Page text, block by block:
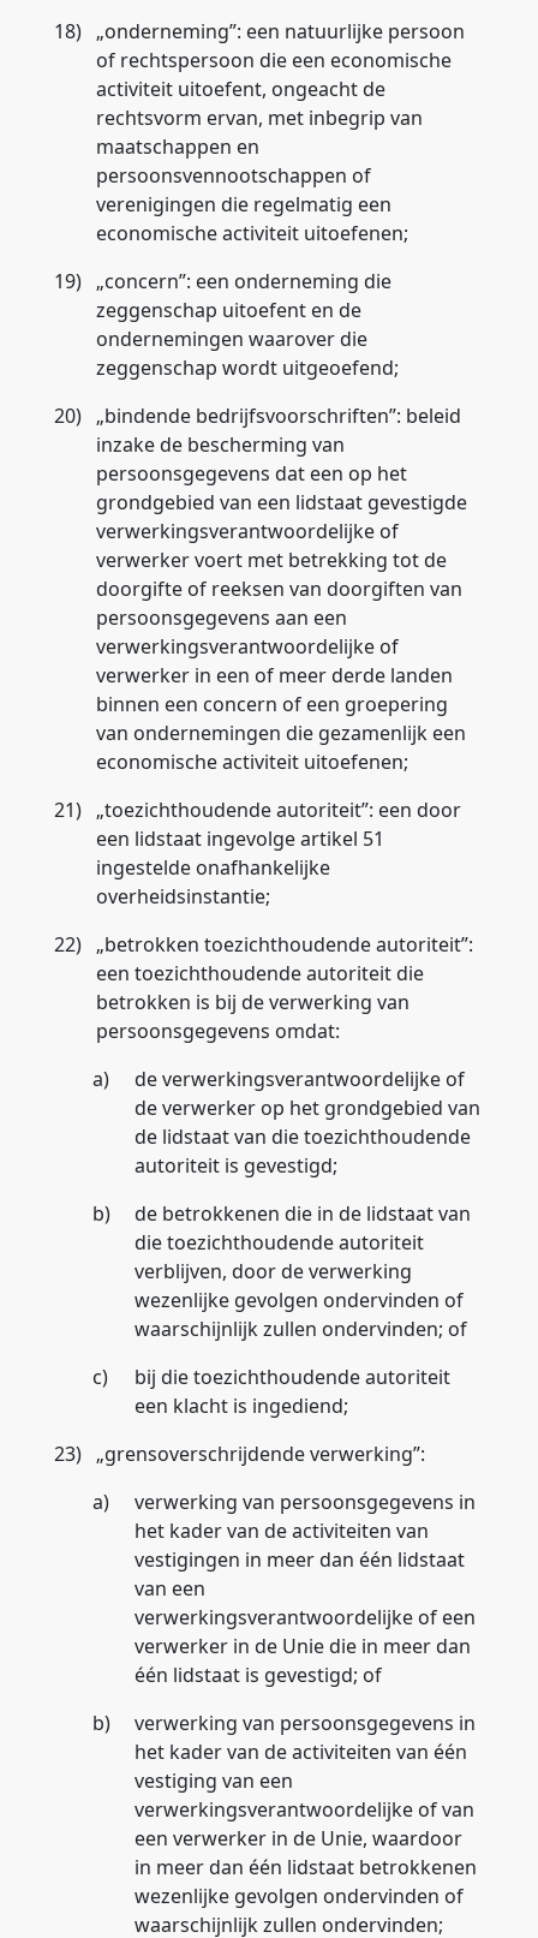
18) „onderneming”: een natuurlijke persoon
of rechtspersoon die een economische
activiteit uitoefent, ongeacht de
rechtsvorm ervan, met inbegrip van
maatschappen en
persoonsvennootschappen of
verenigingen die regelmatig een
economische activiteit uitoefenen;
19) „concern”: een onderneming die
zeggenschap uitoefent en de
ondernemingen waarover die
zeggenschap wordt uitgeoefend;
20) „bindende bedrijfsvoorschriften”: beleid
inzake de bescherming van
persoonsgegevens dat een op het
grondgebied van een lidstaat gevestigde
verwerkingsverantwoordelijke of
verwerker voert met betrekking tot de
doorgifte of reeksen van doorgiften van
persoonsgegevens aan een
verwerkingsverantwoordelijke of
verwerker in een of meer derde landen
binnen een concern of een groepering
van ondernemingen die gezamenlijk een
economische activiteit uitoefenen;
21) „toezichthoudende autoriteit”: een door
een lidstaat ingevolge artikel 51
ingestelde onafhankelijke
overheidsinstantie;
22) „betrokken toezichthoudende autoriteit”:
een toezichthoudende autoriteit die
betrokken is bij de verwerking van
persoonsgegevens omdat:
a)
de verwerkingsverantwoordelijke of
de verwerker op het grondgebied van
de lidstaat van die toezichthoudende
autoriteit is gevestigd;
b)
de betrokkenen die in de lidstaat van
die toezichthoudende autoriteit
verblijven, door de verwerking
wezenlijke gevolgen ondervinden of
waarschijnlijk zullen ondervinden; of
c)
bij die toezichthoudende autoriteit
een klacht is ingediend;
23) „grensoverschrijdende verwerking”:
a)
verwerking van persoonsgegevens in
het kader van de activiteiten van
vestigingen in meer dan één lidstaat
van een
verwerkingsverantwoordelijke of een
verwerker in de Unie die in meer dan
één lidstaat is gevestigd; of
b)
verwerking van persoonsgegevens in
het kader van de activiteiten van één
vestiging van een
verwerkingsverantwoordelijke of van
een verwerker in de Unie, waardoor
in meer dan één lidstaat betrokkenen
wezenlijke gevolgen ondervinden of
waarschijnlijk zullen ondervinden;